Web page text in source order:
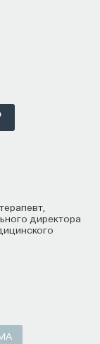
директора